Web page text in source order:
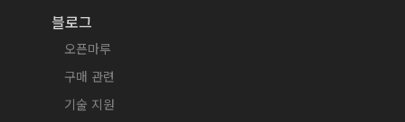
블로그
오픈마루
구매 관련
기술 지원